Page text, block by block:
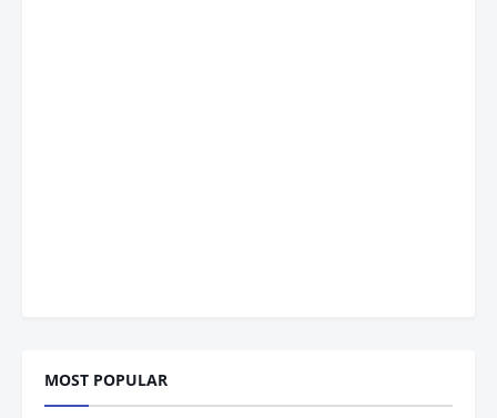
MOST POPULAR